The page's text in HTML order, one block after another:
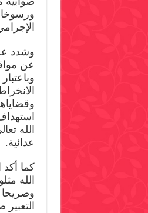
وشدد
عن
الله
عدائية.
كما
الله
وصريحا